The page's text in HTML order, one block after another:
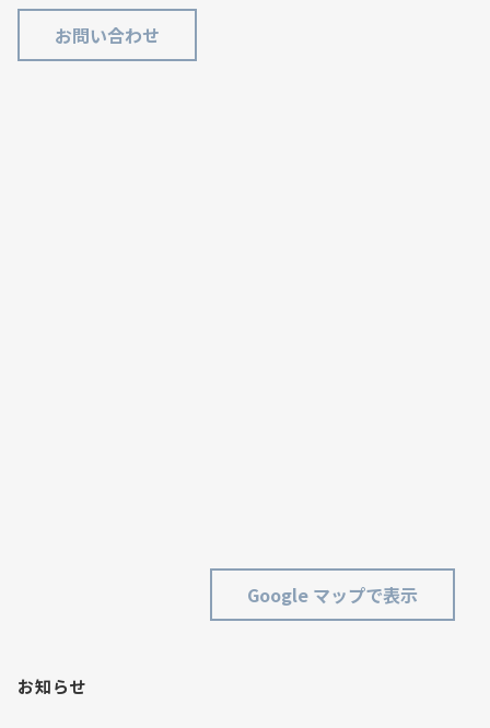
お問い合わせ
Google マップで表示
お知らせ